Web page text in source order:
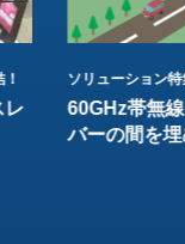
レ
ソリューション特
60GHz帯無
バーの間を